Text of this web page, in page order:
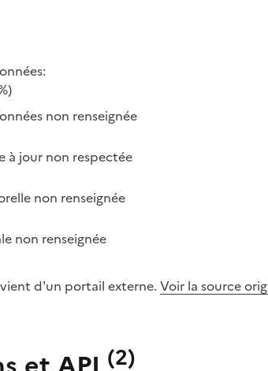
non renseignée
à jour non respectée
non renseignée
non renseignée
d'un portail externe. Voir la source
(2)